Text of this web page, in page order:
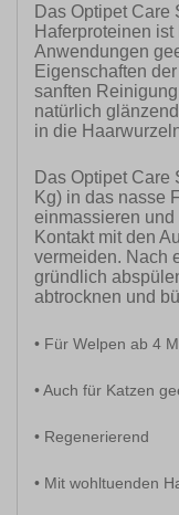
Das Optipet Care
Haferproteinen
Anwendungen
Eigenschaften
sanften
natürlich
in die
Das Optipet Care
Kg) in das nasse
einmassieren
Kontakt mit den
vermeiden. Nach
gründlich
abtrocknen und
• Für Welpen ab 4
• Auch für Katzen
• Regenerierend
• Mit wohltuenden